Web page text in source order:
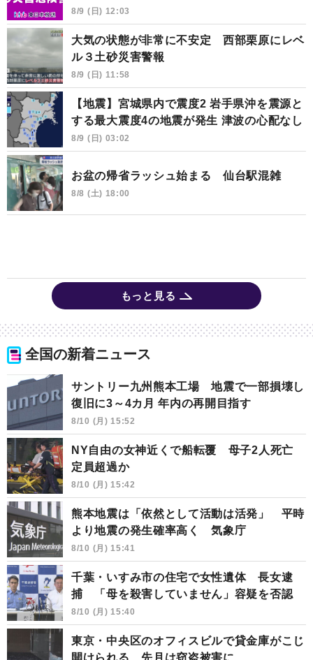
8/9 (日) 12:03
大気の状態が非常に不安定 西部栗原にレベ
ル３土砂災害警報
8/9 (日) 11:58
【地震】宮城県内で震度2 岩手県沖を震源と
する最大震度4の地震が発生 津波の心配なし
8/9 (日) 03:02
お盆の帰省ラッシュ始まる 仙台駅混雑
8/8 (土) 18:00
もっと見る
全国の新着ニュース
サントリー九州熊本工場 地震で一部損壊し
復旧に3～4カ月 年内の再開目指す
8/10 (月) 15:52
NY自由の女神近くで船転覆 母子2人死亡
定員超過か
8/10 (月) 15:42
熊本地震は「依然として活動は活発」 平時
より地震の発生確率高く 気象庁
8/10 (月) 15:41
千葉・いすみ市の住宅で女性遺体 長女逮
捕 「母を殺害していません」容疑を否認
8/10 (月) 15:40
東京・中央区のオフィスビルで貸金庫がこじ
開けられる 先月は窃盗被害に